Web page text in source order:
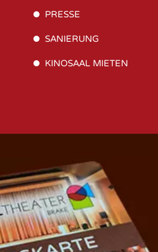
PRESSE
SANIERUNG
KINOSAAL MIETEN